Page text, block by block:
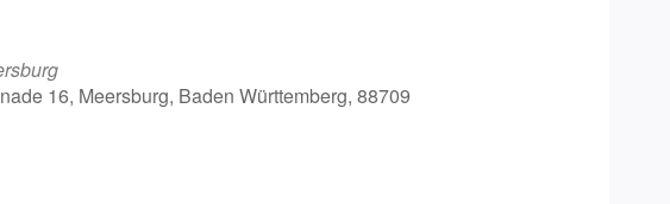
16, Meersburg, Baden Württemberg, 88709